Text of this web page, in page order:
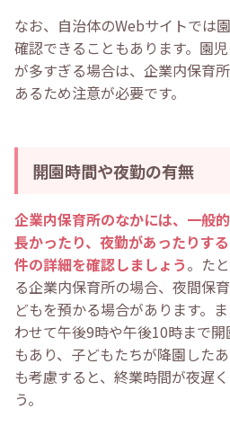
なお、自治体のWebサイトでは
確認できることもあります。園児
が多すぎる場合は、企業内保育
あるため注意が必要です。
開園時間や夜勤の有無
企業内保育所のなかには、一般
長かったり、夜勤があったりす
件の詳細を確認しましょう。た
る企業内保育所の場合、夜間保
どもを預かる場合があります。
わせて午後9時や午後10時まで開
もあり、子どもたちが降園した
も考慮すると、終業時間が夜遅
う。